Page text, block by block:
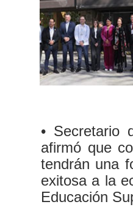
• Secretario
afirmó que
tendrán una
exitosa a la
Educación